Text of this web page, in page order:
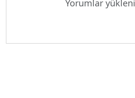
Yorumlar